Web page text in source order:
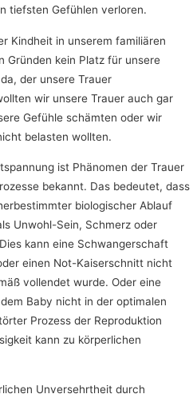
tiefsten Gefühlen verloren.
Kindheit in unserem familiären
Gründen kein Platz für unsere
der unsere Trauer
wir unsere Trauer auch gar
Gefühle schämten oder wir
belasten wollten.
ist Phänomen der Trauer
bekannt. Das bedeutet, dass
biologischer Ablauf
Unwohl-Sein, Schmerz oder
kann eine Schwangerschaft
einen Not-Kaiserschnitt nicht
vollendet wurde. Oder eine
Baby nicht in der optimalen
Prozess der Reproduktion
kann zu körperlichen
Unversehrtheit durch